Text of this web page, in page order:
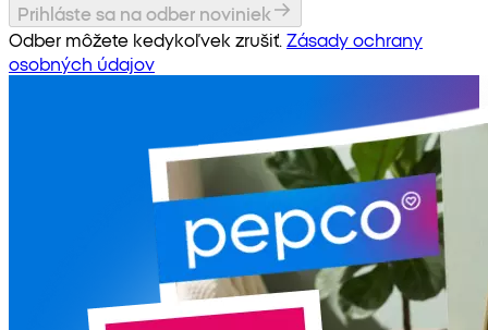
Prihláste sa na odber noviniek
Odber môžete kedykoľvek zrušiť. Zásady ochrany
osobných údajov